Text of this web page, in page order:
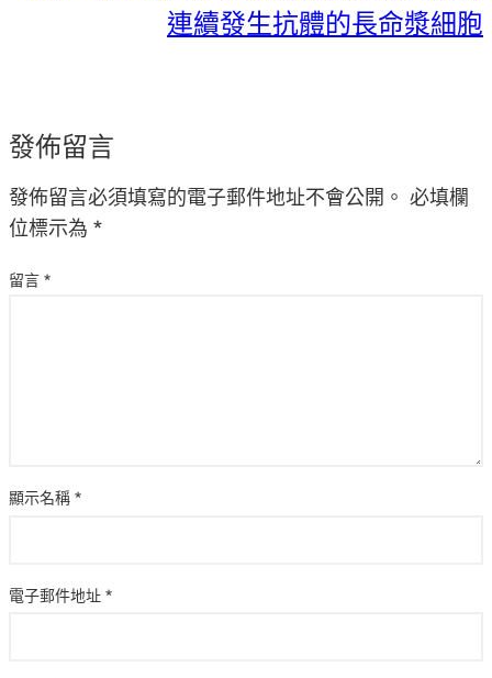
連續發生抗體的長命漿細胞
發佈留言
發佈留言必須填寫的電子郵件地址不會公開。 必填欄
位標示為 *
留言 *
顯示名稱 *
電子郵件地址 *